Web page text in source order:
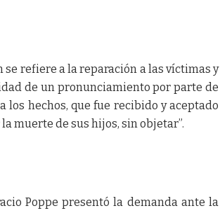
se refiere a la reparación a las víctimas y
de un pronunciamiento por parte de
los hechos, que fue recibido y aceptado
muerte de sus hijos, sin objetar”.
Poppe presentó la demanda ante la